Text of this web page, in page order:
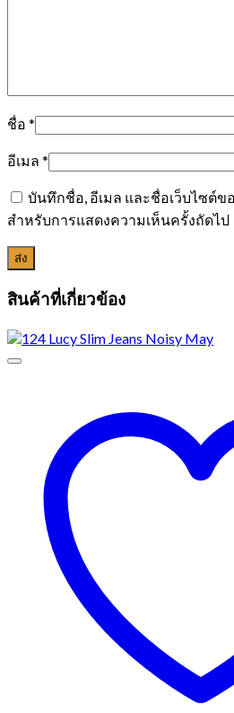
ชื่อ *
อีเมล *
บันทึกชื่อ, อีเมล และชื่อเว็บไซต์ข
สำหรับการแสดงความเห็นครั้งถัดไป
สินค้าที่เกี่ยวข้อง